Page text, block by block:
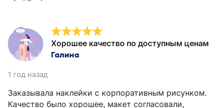
Хорошее качество по доступным ценам
Галина
1 год назад
Заказывала наклейки с корпоративным рисунком.
Качество было хорошее, макет согласовали,